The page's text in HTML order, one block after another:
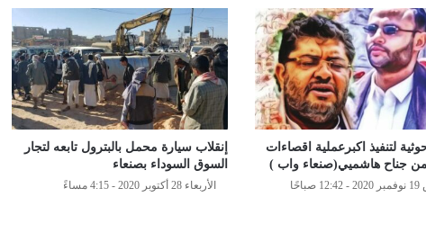
حوثية لتنفيذ اكبرعملية اقصاءات
جناح هاشميي(صنعاء واب )
إنقلاب سيارة محمل بالبترول تابعه لتجار
السوق السوداء بصنعاء
الأربعاء 28 أكتوبر 2020 - 4:15 مساءً